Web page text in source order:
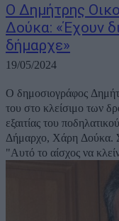
Ο Δημήτρης
Δούκα: «Έχουν
δήμαρχε»
19/05/2024
Ο δημοσιογράφος
του στο κλείσιμο των
εξαιτίας του
Δήμαρχο, Χάρη Δούκα.
"Αυτό το αίσχος να